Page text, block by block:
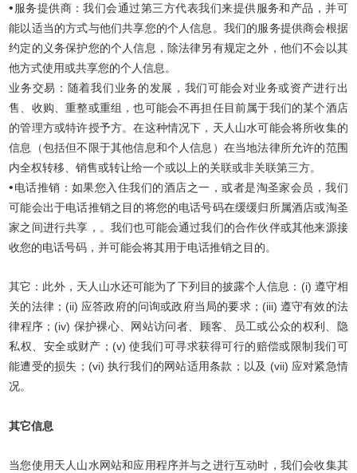
•服务提供商：我们会通过第三方代表我们来提供服务和产品，并可
能以适当的方式与他们共享您的个人信息。我们的服务提供商会根据
约定的义务保护您的个人信息，除法律另有规定之外，他们不会以其
他方式使用或共享您的个人信息。
业务交易：随着我们业务的发展，我们可能会对业务或资产进行出
售、收购、重整或重组，也可能会不再担任目前属于我们的某个酒店
的管理方或特许授予方。在这种情况下，天人山水可能会将所收集的
信息（包括但不限于其他信息和个人信息）在当地法律所允许的范围
内全权转移、销售或转让给一个或以上的关联或非关联第三方。
•电话推销：如果您入住我们的酒店之一，或者是淘圣家会员，我们
可能会出于电话推销之目的将您的电话号码在缓缓归所属酒店或淘圣
家之间进行共享，。我们也可能会通过我们的合作伙伴或其他来源接
收您的电话号码，并可能会将其用于电话推销之目的。
其它：此外，天人山水还可能为了下列目的披露个人信息：(i) 遵守相
关的法律；(ii) 应答政府的问询或政府当局的要求；(iii) 遵守有效的法
律程序；(iv) 保护裸心、网站访问者、顾客、员工或公众的权利、隐
私权、安全或财产；(v) 使我们可寻求获得可行的赔偿或限制我们可
能遭受的损失；(vi) 执行我们的网站适用条款；以及 (vii) 应对紧急情
况。
其它信息
当您使用天人山水网站和应用程序并与之进行互动时，我们会收集其